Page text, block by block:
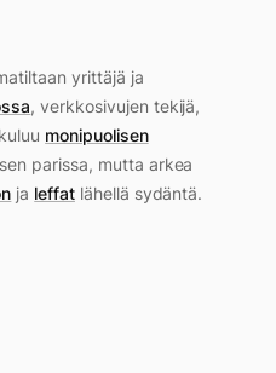
yrittäjä ja
, verkkosivujen tekijä,
monipuolisen
parissa, mutta arkea
ja leffatlähellä sydäntä.